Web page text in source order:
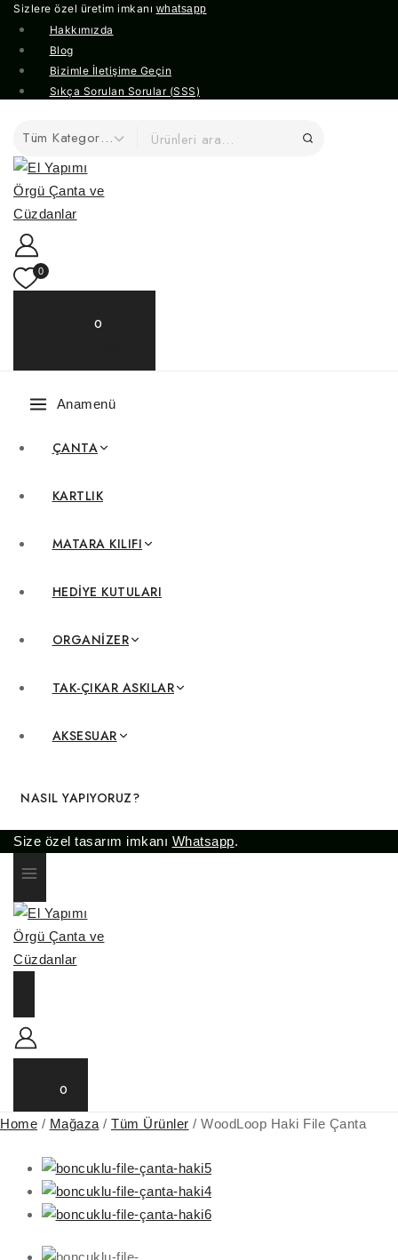
Sizlere özel üretim imkanı whatsapp
Hakkımızda
Blog
Bizimle İletişime Geçin
Sıkça Sorulan Sorular (SSS)
0
0
Anamenü
ÇANTA
KARTLIK
MATARA KILIFI
HEDIYE KUTULARI
ORGANIZER
TAK-ÇIKAR ASKILAR
AKSESUAR
NASIL YAPIYORUZ?
Size özel tasarım imkanı Whatsapp.
0
Home / Mağaza / Tüm Ürünler / WoodLoop Haki File Çanta